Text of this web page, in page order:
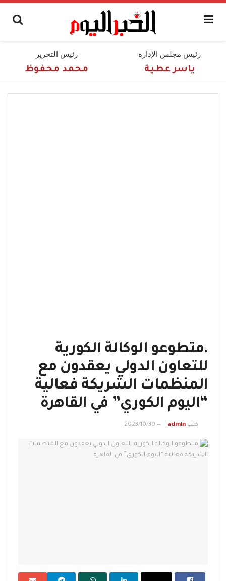
رئيس مجلس الإدارة
ياسر عطية
رئيس التحرير
محمد محفوظ
.متطوعو الوكالة الكورية
للتعاون الدولي يعقدون مع
المنظمات الشريكة فعالية
“اليوم الكوري” في القاهرة
كتب admin
2023/10/30